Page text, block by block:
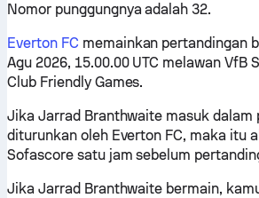
Nomor punggungnya adalah 32.
Everton FC memainkan pertandingan
Agu 2026, 15.00.00 UTC melawan VfB
Club Friendly Games.
Jika Jarrad Branthwaite masuk dalam
diturunkan oleh Everton FC, maka itu
Sofascore satu jam sebelum
Jika Jarrad Branthwaite bermain,